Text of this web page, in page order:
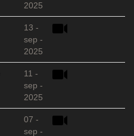
2025
13 -
sep -
2025
11 -
sep -
2025
07 -
sep -